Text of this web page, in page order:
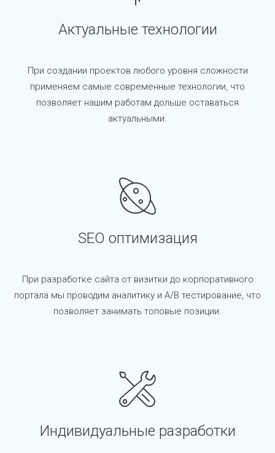
Актуальные технологии
При создании проектов любого уровня сложности
применяем самые современные технологии, что
позволяет нашим работам дольше оставаться
актуальными.
SEO оптимизация
При разработке сайта от визитки до корпоративного
портала мы проводим аналитику и A/B тестирование, что
позволяет занимать топовые позиции.
Индивидуальные разработки